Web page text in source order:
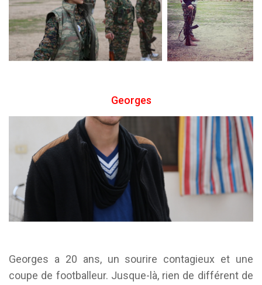
Georges
Georges a 20 ans, un sourire contagieux et une
coupe de footballeur. Jusque-là, rien de différent de